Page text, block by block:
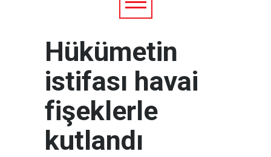
Hükümetin
istifası havai
fişeklerle
kutlandı